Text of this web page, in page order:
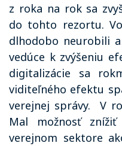
z roka na rok sa
do tohto rezortu.
dlhodobo neurobili
vedúce k zvýšeniu
digitalizácie sa
viditeľného efektu
verejnej správy.
V
Mal možnosť
verejnom sektore